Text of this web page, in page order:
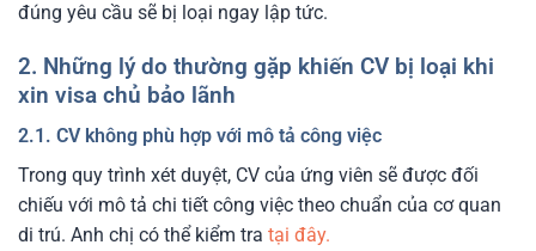
đúng yêu cầu sẽ bị loại ngay lập tức.
2. Những lý do thường gặp khiến CV bị loại khi
xin visa chủ bảo lãnh
2.1. CV không phù hợp với mô tả công việc
Trong quy trình xét duyệt, CV của ứng viên sẽ được đối
chiếu với mô tả chi tiết công việc theo chuẩn của cơ quan
di trú. Anh chị có thể kiểm tra tại đây.